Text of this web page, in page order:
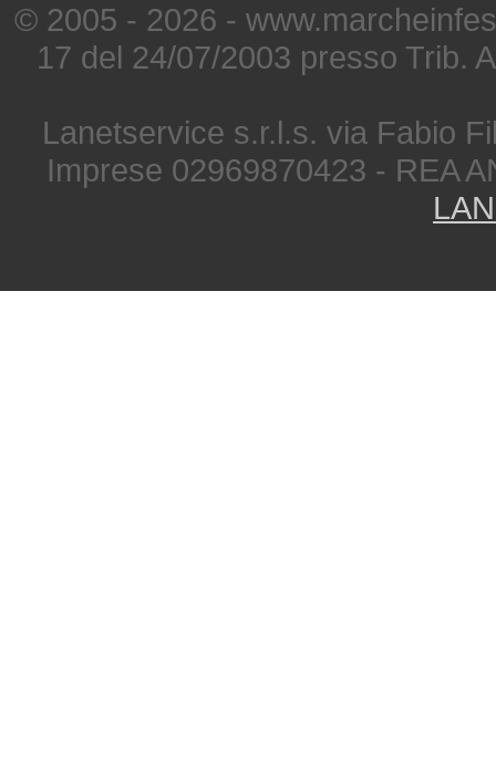
© 2005 - 2026 -
17 del 24/07/2003 presso Trib.
Lanetservice s.r.l.s. via Fabio
Imprese 02969870423 - REA